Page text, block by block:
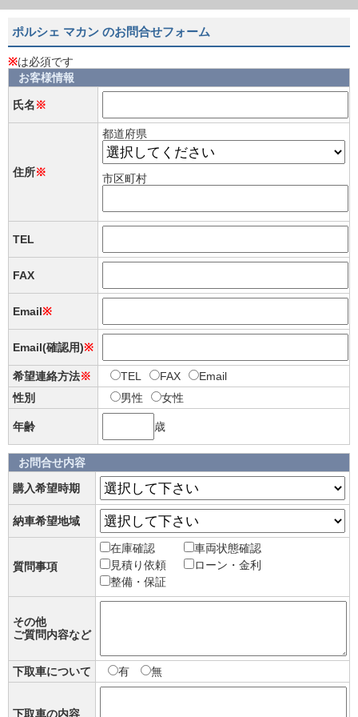
ポルシェ マカン のお問合せフォーム
※は必須です
お客様情報
氏名※
住所※
都道府県
市区町村
TEL
FAX
Email※
Email(確認用)※
希望連絡方法※ TEL FAX
Email
性別
男性 女性
年齢 歳
お問合せ内容
購入希望時期
納車希望地域
質問事項
在庫確認
車両状態確認
見積り依頼
ローン・金利
整備・保証
その他
ご質問内容など
下取車について 有 無
下取車の内容